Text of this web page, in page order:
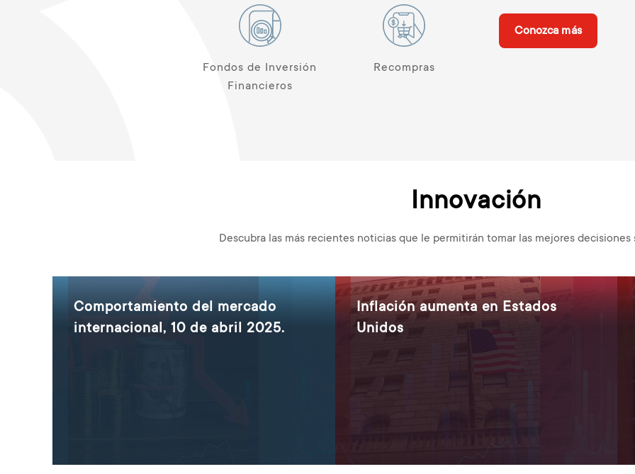
Fondos de Inversión
Financieros
Recompras
Conozca más
Innovación
Descubra las más recientes noticias que le permitirán tomar las mejores decisiones
Comportamiento del mercado
internacional, 10 de abril 2025.
Inflación aumenta en Estados
Unidos